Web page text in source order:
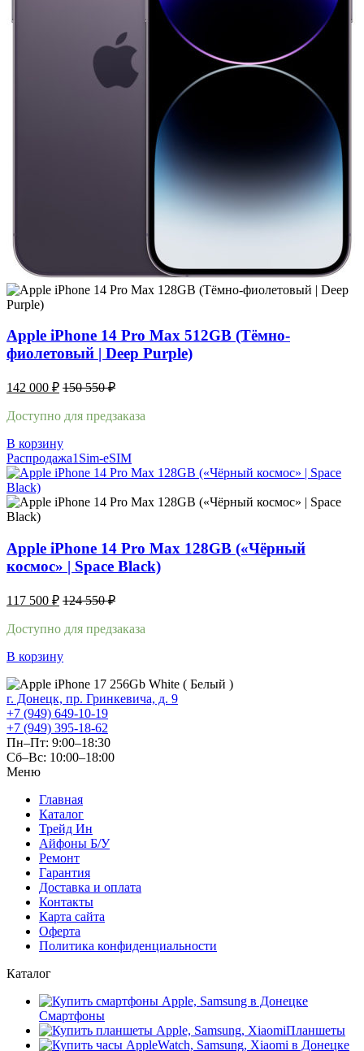
Apple iPhone 14 Pro Max 512GB (Тёмно-
фиолетовый | Deep Purple)
142 000 ₽ 150 550₽
Доступно для предзаказа
В корзину
Распродажа1Sim-eSIM
Apple iPhone 14 Pro Max 128GB («Чёрный
космос» | Space Black)
117 500 ₽ 124 550₽
Доступно для предзаказа
В корзину
г. Донецк, пр. Гринкевича, д. 9
+7 (949) 649-10-19
+7 (949) 395-18-62
Пн–Пт: 9:00–18:30
Сб–Вс: 10:00–18:00
Меню
Главная
Каталог
Трейд Ин
Айфоны Б/У
Ремонт
Гарантия
Доставка и оплата
Контакты
Карта сайта
Оферта
Политика конфиденциальности
Каталог
Смартфоны
Планшеты